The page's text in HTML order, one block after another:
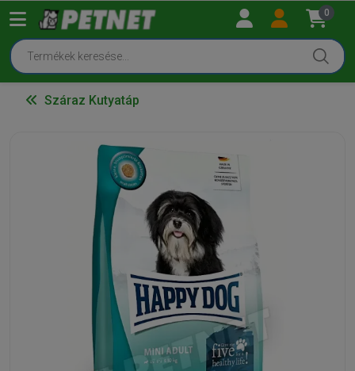
0
Száraz Kutyatáp